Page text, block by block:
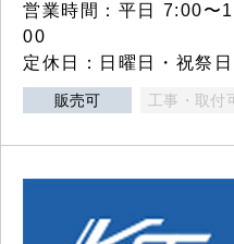
営業時間：平日 7:00
00
定休日：日曜日・祝祭日
販売可 工事・取付